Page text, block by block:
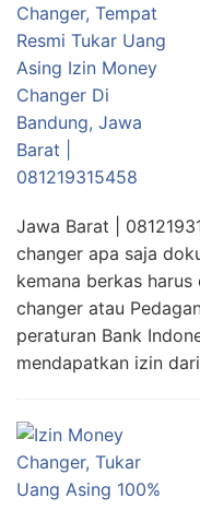
Jawa Barat |
changer apa saja
kemana berkas
changer atau
peraturan Bank
mendapatkan izin